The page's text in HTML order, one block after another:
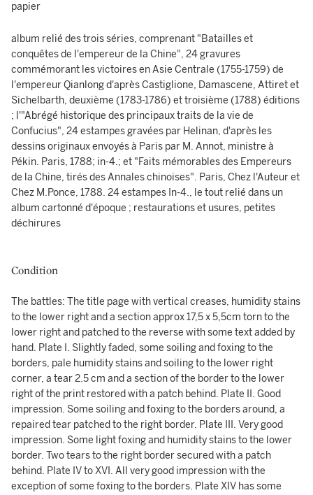
papier
album relié des trois séries, comprenant "Batailles et
conquêtes de l'empereur de la Chine", 24 gravures
commémorant les victoires en Asie Centrale (1755-1759) de
l'empereur Qianlong d'après Castiglione, Damascene, Attiret et
Sichelbarth, deuxième (1783-1786) et troisième (1788) éditions
; l'"Abrégé historique des principaux traits de la vie de
Confucius", 24 estampes gravées par Helinan, d'après les
dessins originaux envoyés à Paris par M. Annot, ministre à
Pékin. Paris, 1788; in-4.; et "Faits mémorables des Empereurs
de la Chine, tirés des Annales chinoises". Paris, Chez l'Auteur et
Chez M.Ponce, 1788. 24 estampes In-4., le tout relié dans un
album cartonné d'époque ; restaurations et usures, petites
déchirures
Condition
The battles: The title page with vertical creases, humidity stains
to the lower right and a section approx 17,5 x 5,5cm torn to the
lower right and patched to the reverse with some text added by
hand. Plate I. Slightly faded, some soiling and foxing to the
borders, pale humidity stains and soiling to the lower right
corner, a tear 2.5 cm and a section of the border to the lower
right of the print restored with a patch behind. Plate II. Good
impression. Some soiling and foxing to the borders around, a
repaired tear patched to the right border. Plate III. Very good
impression. Some light foxing and humidity stains to the lower
border. Two tears to the right border secured with a patch
behind. Plate IV to XVI. All very good impression with the
exception of some foxing to the borders. Plate XIV has some